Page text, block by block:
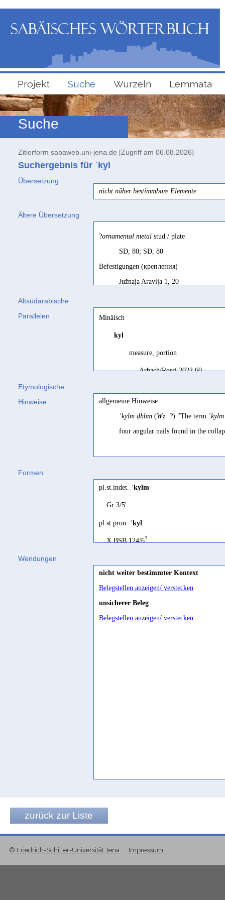
Projekt Suche Wurzeln Lemmata
Suche
Zitierform sabaweb.uni-jena.de [Zugriff am 06.08.2026]
Suchergebnis für ʾkyl
Übersetzung
nicht näher bestimmbare Elemente
Ältere Übersetzung
?ornamental metal stud / plate
SD, 80; SD, 80
Befestigungen (крепления)
Južnaja Aravija 1, 20
Dekorelemente (?)
Sima 2000, 310 Bsp. 45
Altsüdarabische
Parallelen
Minäisch
kyl
measure, portion
Arbach/Rossi 2022 60
Bron 2010a 43
ʾkyl
mésurer
misurare
to measure
Arbach/Rossi 2022 59; Rossi
Etymologische
Hinweise
allgemeine Hinweise
ʾkylm ḏhbm (Wz. ?) "The term
four angular nails found in the
Formen
pl.st.indet. ʾkylm
Gr 3/5'
pl.st.pron. ʾkyl
X.BSB 124/6?
Wendungen
nicht weiter bestimmter Kontext
Belegstellen anzeigen/ verstecken
unsicherer Beleg
Belegstellen anzeigen/ verstecken
zurück zur Liste
© Friedrich-Schiller-Universität Jena Impressum